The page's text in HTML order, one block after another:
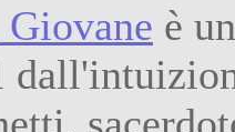
Giovane è